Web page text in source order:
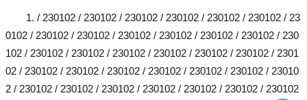
1. / 230102 / 230102 / 230102 / 230102 / 230102 / 230102 / 23
0102 / 230102 / 230102 / 230102 / 230102 / 230102 / 230102 / 230
102 / 230102 / 230102 / 230102 / 230102 / 230102 / 230102 / 2301
02 / 230102 / 230102 / 230102 / 230102 / 230102 / 230102 / 23010
2 / 230102 / 230102 / 230102 / 230102 / 230102 / 230102 / 230102